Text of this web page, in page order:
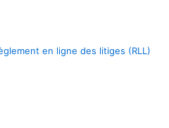
en ligne des litiges (RLL)